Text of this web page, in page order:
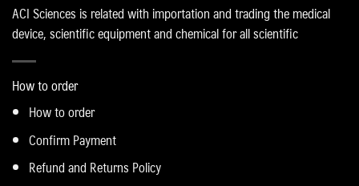
ACI Sciences is related with importation and trading the medical
device, scientific equipment and chemical for all scientific
How to order
How to order
Confirm Payment
Refund and Returns Policy